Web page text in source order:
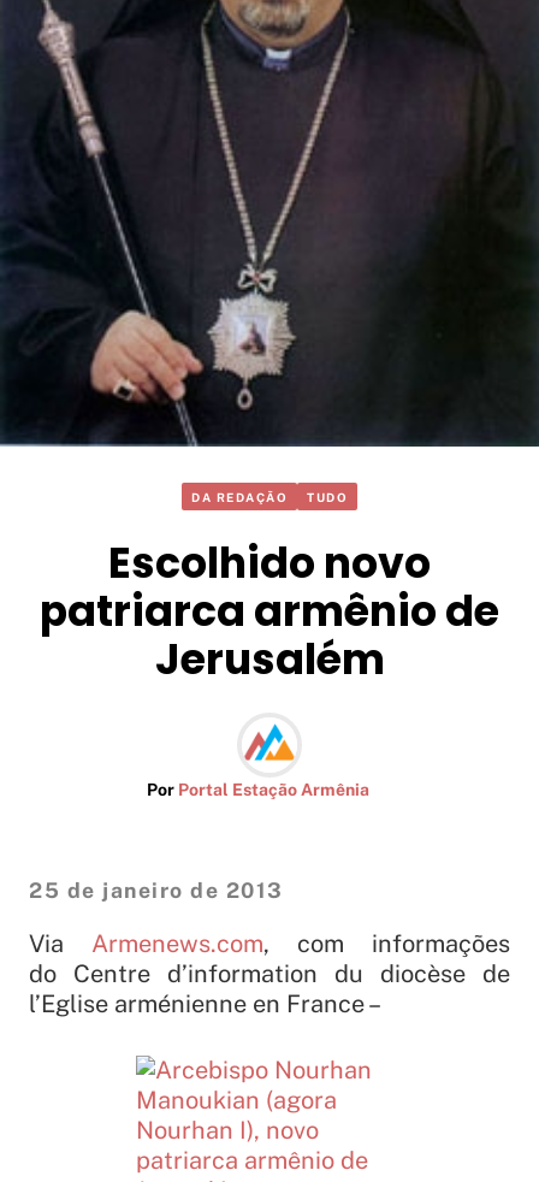
DA REDAÇÃO TUDO
Escolhido novo
patriarca armênio de
Jerusalém
Por Portal Estação Armênia
25 de janeiro de 2013
Via Armenews.com, com informações
do Centre d’information du diocèse de
l’Eglise arménienne en France –